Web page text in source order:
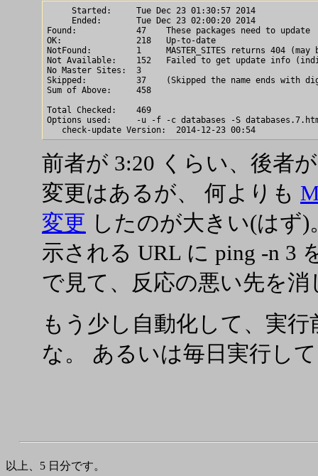
     Started:     Tue Dec 23 01:30:57 2014
     Ended:       Tue Dec 23 02:00:20 2014
Found:            47	These packages need to update
OK:               218	Up-to-date
NotFound:         1	MASTER_SITES returns 404 (may be wrong observation)
Not Available:    152	Failed to get update info (indicated as 0.0)
No Master Sites:  3
Skipped:          37	(Skipped the name ends with digits)
Sum of Above:     458
Total Checked:    469
Options used:     -u -f -c databases -S
前者が 3:20 くらい、後者
変更はあるが、 何よりも
変更 したのが大きい(はず
示される URL に ping -n 3
で見て、反応の悪い先を消
もう少し自動化して、実
な。 あるいは毎日実行し
以上、5 日分です。